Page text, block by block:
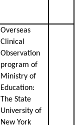
Overseas
Clinical
Observation
program of
Ministry of
Education:
The State
University of
New York